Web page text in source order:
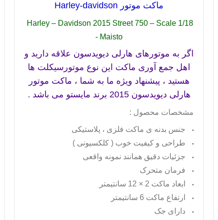
ماکت موتور Harley-davidson
Harley – Davidson 2015 Street 750 – Scale 1/18
- Maisto
اگر به موتورهای هارلی دیویدسون علاقه دارید و
اهل جمع آوری ماکت این نوع موتورسیکلت ها
هستید ، پیشنهاد ویژه ما به شما ، ماکت موتور
هارلی دیویدسون 2015 برند مایستو می باشد .
مشخصات محصول :
جنس بدنه ی ماکت فلزی ، پلاستیکی
طراحی و کیفیت خوب ( کلکسیونی )
جزئیات دقیق همانند نمونه واقعی
فرمان متحرک
ابعاد ماکت 2 × 12 سانتیمتر
ارتفاع ماکت 6 سانتیمتر
دارای جک